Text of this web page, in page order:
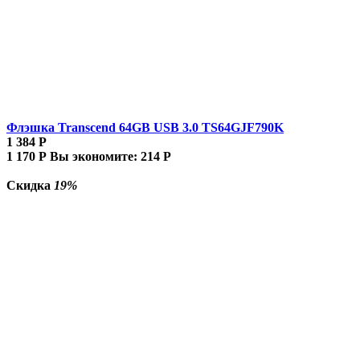
Флэшка Transcend 64GB USB 3.0 TS64GJF790K
1 384 Р
1 170 Р Вы экономите: 214 Р
Скидка 19%